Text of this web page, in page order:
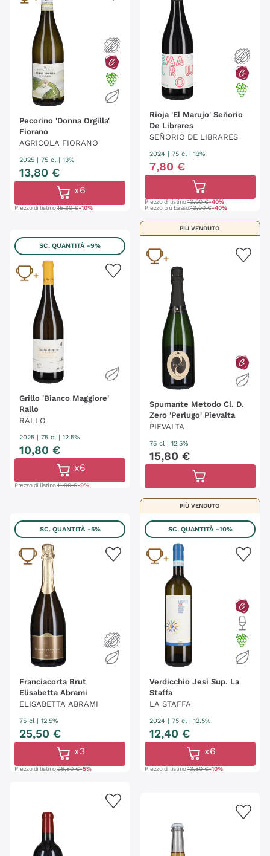
certificati,
limitando l’uso dei solfiti. Diversi enti
certificatori hanno il compito di assicurarsi che
queste condizioni vengano rispettate,
salvaguardando così il valore di una produzione in
forte crescita, sempre più qualitativa, sostenibile,
territoriale e genuina.
Pecorino 'Donna Orgilla'
Fiorano
AGRICOLA FIORANO
2025 75 cl | 13%
13,80 €
Prezzo di listino:15,30 €-10%
x6
Rioja 'El Marujo' Señorio
De Librares
SEÑORIO DE LIBRARES
2024 75 cl | 13%
7,80 €
Prezzo di listino:13,00 €-40%
Prezzo più basso:13,00 €-40%
SC. QUANTITÀ -9%
Grillo 'Bianco Maggiore'
Rallo
RALLO
2025 75 cl | 12.5%
10,80 €
Prezzo di listino:11,90 €-9%
x6
PIÙ VENDUTO
Spumante Metodo Cl. D.
Zero 'Perlugo' Pievalta
PIEVALTA
75 cl | 12.5%
15,80 €
SC. QUANTITÀ -5%
Franciacorta Brut
Elisabetta Abrami
ELISABETTA ABRAMI
75 cl | 12.5%
25,50 €
Prezzo di listino:26,80 €-5%
x3
PIÙ VENDUTO
SC. QUANTITÀ -10%
Verdicchio Jesi Sup. La
Staffa
LA STAFFA
2024 | 75 cl | 12.5%
12,40 €
Prezzo di listino:13,80 €-10%
x6